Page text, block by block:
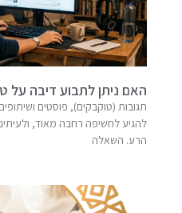
האם ניתן לתבוע דיבה על
תגובות (טוקבקים), פוסטים
להגיע לחשיפה רחבה מאוד,
הרע. השאלה